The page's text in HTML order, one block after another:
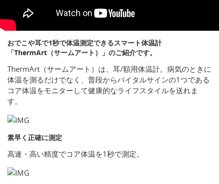
おでこや耳で1秒で体温測定できるスマート体温計
「ThermArt（サームアート）」のご紹介です。
ThermArt（サームアート）は、耳/額用体温計。病気のときに
体温を測るだけでなく、普段からバイタルサインの1つである
コア体温をモニターして健康的なライフスタイルを送れま
す。
素早く正確に測定
高速・高い精度でコア体温を1秒で測定。